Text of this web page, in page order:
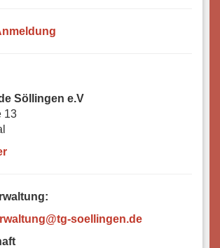
Söllingen e.V
13
soellingen.de